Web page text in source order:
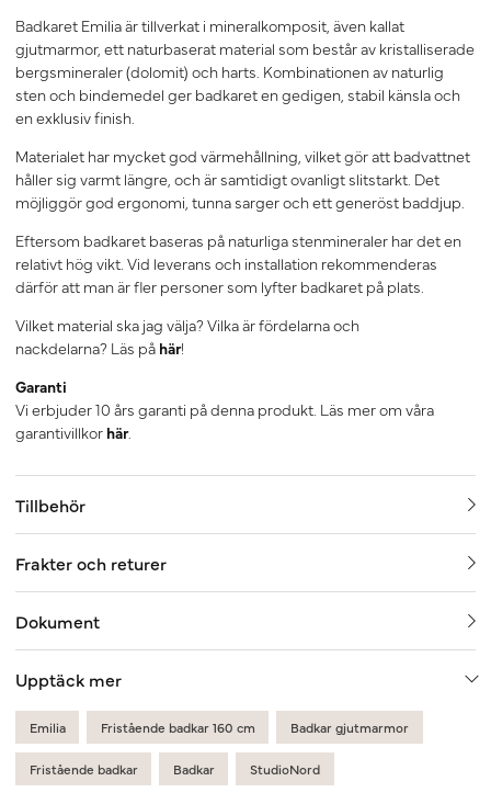
Badkaret Emilia är tillverkat i mineralkomposit, även kallat
gjutmarmor, ett naturbaserat material som består av kristalliserade
bergsmineraler (dolomit) och harts. Kombinationen av naturlig
sten och bindemedel ger badkaret en gedigen, stabil känsla och
en exklusiv finish.
Materialet har mycket god värmehållning, vilket gör att badvattnet
håller sig varmt längre, och är samtidigt ovanligt slitstarkt. Det
möjliggör god ergonomi, tunna sarger och ett generöst baddjup.
Eftersom badkaret baseras på naturliga stenmineraler har det en
relativt hög vikt. Vid leverans och installation rekommenderas
därför att man är fler personer som lyfter badkaret på plats.
Vilket material ska jag välja? Vilka är fördelarna och
nackdelarna? Läs på här!
Garanti
Vi erbjuder 10 års garanti på denna produkt. Läs mer om våra
garantivillkor här.
Tillbehör
Frakter och returer
Dokument
Upptäck mer
Emilia Fristående badkar 160 cm Badkar gjutmarmor
Fristående badkar Badkar StudioNord